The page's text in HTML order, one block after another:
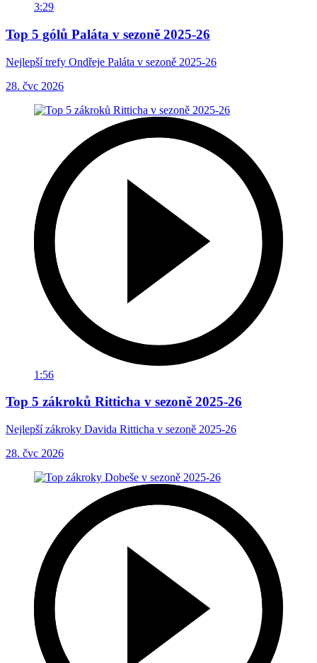
3:29
Top 5 gólů Paláta v sezoně 2025-26
Nejlepší trefy Ondřeje Paláta v sezoně 2025-26
28. čvc 2026
1:56
Top 5 zákroků Ritticha v sezoně 2025-26
Nejlepší zákroky Davida Ritticha v sezoně 2025-26
28. čvc 2026